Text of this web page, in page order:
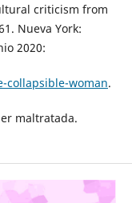
criticism from
Nueva York:
2020:
woman.
maltratada.